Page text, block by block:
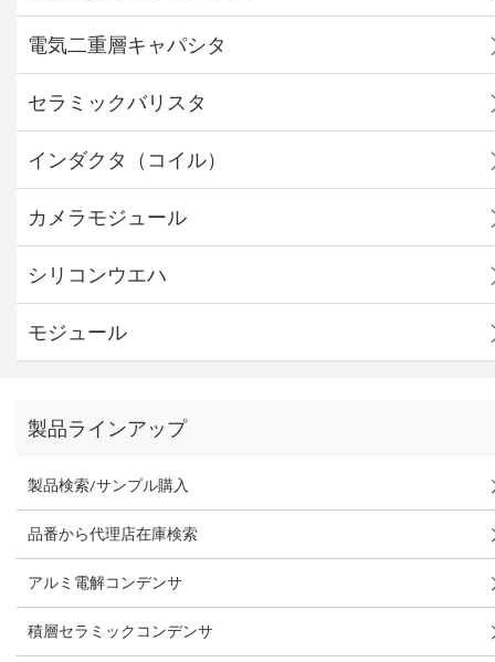
電気二重層キャパシタ
セラミックバリスタ
インダクタ（コイル）
カメラモジュール
シリコンウエハ
モジュール
製品ラインアップ
製品検索/サンプル購入
品番から代理店在庫検索
アルミ電解コンデンサ
積層セラミックコンデンサ